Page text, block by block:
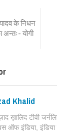
के निधन
योगी
Khalid
ख़ालिद टीवी
ऑफ इंडिया,